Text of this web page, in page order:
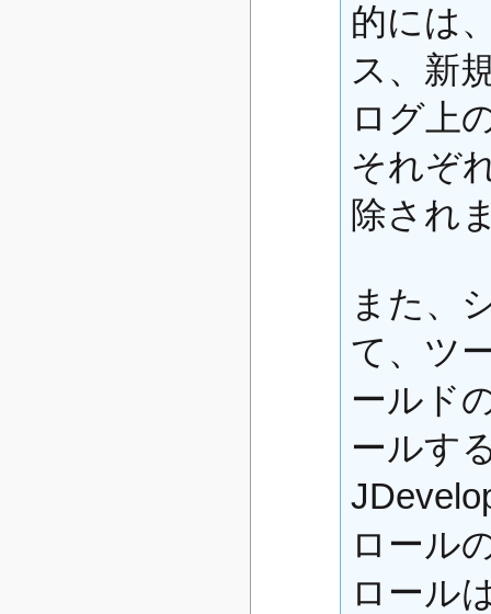
的には
ス、新
ログ上
それぞ
除され
また、
て、ツ
ールド
ールす
ロール
ロール